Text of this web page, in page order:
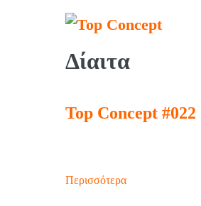
Δίαιτα
Top Concept #022
Περισσότερα